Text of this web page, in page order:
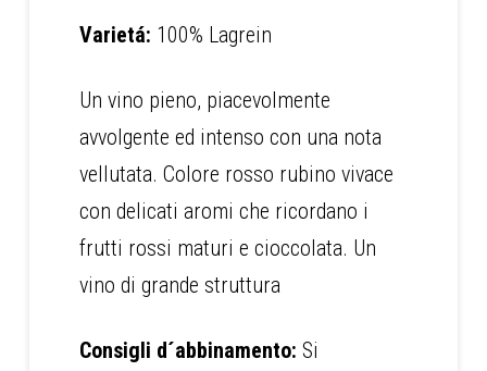
Varietá: 100% Lagrein
Un vino pieno, piacevolmente
avvolgente ed intenso con una nota
vellutata. Colore rosso rubino vivace
con delicati aromi che ricordano i
frutti rossi maturi e cioccolata. Un
vino di grande struttura
Consigli d´abbinamento: Si